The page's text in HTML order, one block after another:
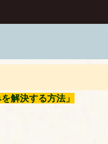
解決する方法」